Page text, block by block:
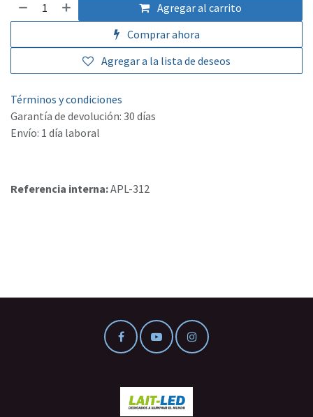
Agregar al carrito
Comprar ahora
Agregar a la lista de deseos
Términos y condiciones
Garantía de devolución: 30 días
Envío: 1 día laboral
Referencia interna:APL-312